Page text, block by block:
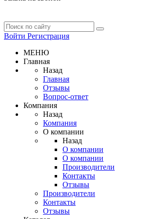
Войти Регистрация
МЕНЮ
Главная
Назад
Главная
Отзывы
Вопрос-ответ
Компания
Назад
Компания
О компании
Назад
О компании
О компании
Производители
Контакты
Отзывы
Производители
Контакты
Отзывы